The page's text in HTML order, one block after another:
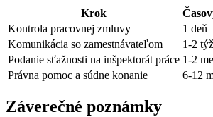
Krok
Kontrola pracovnej zmluvy
1 deň
Komunikácia so zamestnávateľom
1-2
Podanie sťažnosti na inšpektorát práce 1-2
Právna pomoc a súdne konanie
6-12
Záverečné poznámky